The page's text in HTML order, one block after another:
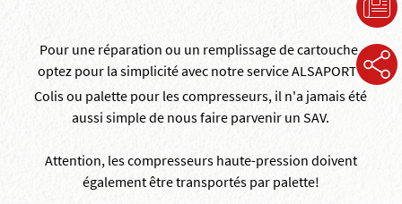
Pour une réparation ou un remplissage de cartouche,
optez pour la simplicité avec notre service ALSAPORT !
Colis ou palette pour les compresseurs, il n'a jamais été
aussi simple de nous faire parvenir un SAV.
Attention, les compresseurs haute-pression doivent
également être transportés par palette!